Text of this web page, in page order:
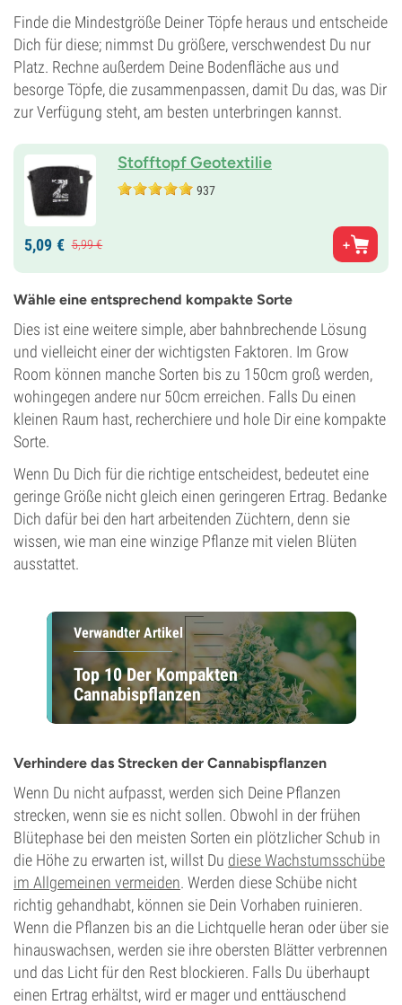
Finde die Mindestgröße Deiner Töpfe heraus und entscheide
Dich für diese; nimmst Du größere, verschwendest Du nur
Platz. Rechne außerdem Deine Bodenfläche aus und
besorge Töpfe, die zusammenpassen, damit Du das, was Dir
zur Verfügung steht, am besten unterbringen kannst.
Stofftopf Geotextilie
937
5,09 € 5,99€
Wähle eine entsprechend kompakte Sorte
Dies ist eine weitere simple, aber bahnbrechende Lösung
und vielleicht einer der wichtigsten Faktoren. Im Grow
Room können manche Sorten bis zu 150cm groß werden,
wohingegen andere nur 50cm erreichen. Falls Du einen
kleinen Raum hast, recherchiere und hole Dir eine kompakte
Sorte.
Wenn Du Dich für die richtige entscheidest, bedeutet eine
geringe Größe nicht gleich einen geringeren Ertrag. Bedanke
Dich dafür bei den hart arbeitenden Züchtern, denn sie
wissen, wie man eine winzige Pflanze mit vielen Blüten
ausstattet.
Verwandter Artikel
Top 10 Der Kompakten
Cannabispflanzen
Verhindere das Strecken der Cannabispflanzen
Wenn Du nicht aufpasst, werden sich Deine Pflanzen
strecken, wenn sie es nicht sollen. Obwohl in der frühen
Blütephase bei den meisten Sorten ein plötzlicher Schub in
die Höhe zu erwarten ist, willst Du diese Wachstumsschübe
im Allgemeinen vermeiden. Werden diese Schübe nicht
richtig gehandhabt, können sie Dein Vorhaben ruinieren.
Wenn die Pflanzen bis an die Lichtquelle heran oder über sie
hinauswachsen, werden sie ihre obersten Blätter verbrennen
und das Licht für den Rest blockieren. Falls Du überhaupt
einen Ertrag erhältst, wird er mager und enttäuschend